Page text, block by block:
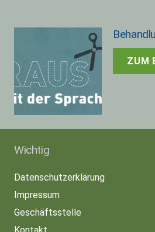
ZUM
Wichtig
Datenschutzerklärung
Impressum
Geschäftsstelle